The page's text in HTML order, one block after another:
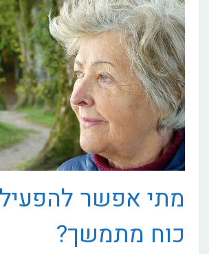
מתי אפשר להפעיל
כוח מתמשך?